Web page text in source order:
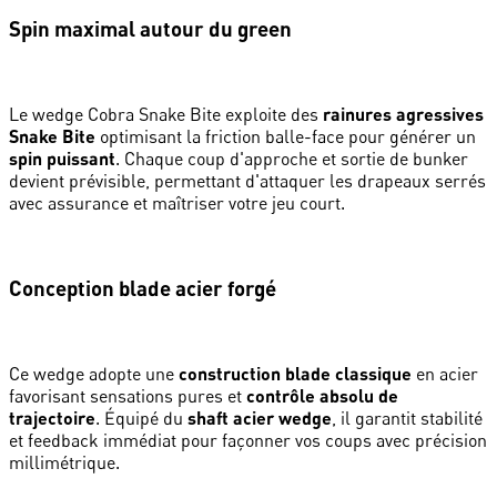
Spin maximal autour du green
Le wedge Cobra Snake Bite exploite des rainures agressives
Snake Bite optimisant la friction balle-face pour générer un
spin puissant. Chaque coup d'approche et sortie de bunker
devient prévisible, permettant d'attaquer les drapeaux serrés
avec assurance et maîtriser votre jeu court.
Conception blade acier forgé
Ce wedge adopte une construction blade classique en acier
favorisant sensations pures et contrôle absolu de
trajectoire. Équipé du shaft acier wedge , il garantit stabilité
et feedback immédiat pour façonner vos coups avec précision
millimétrique.